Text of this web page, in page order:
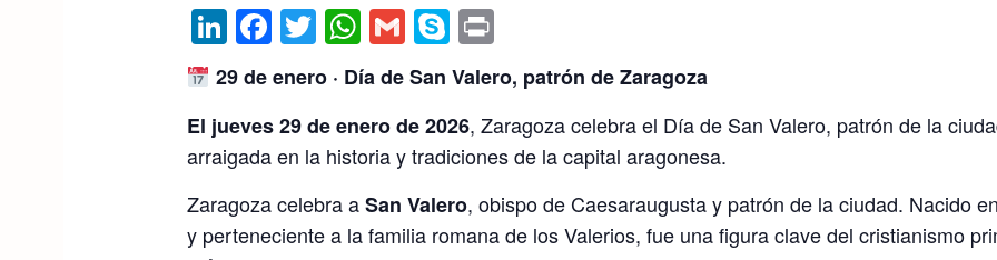
Li
n
k
e
dI
n
F
a
c
e
b
o
o
T
w
itt
er
W
h
at
s
A
p
p
G
m
ai
l
S
k
y
p
e
ri
nt
29 de enero · Día de San Valero, patrón de Zaragoza
El jueves 29 de enero de 2026, Zaragoza celebra el Día de San Valero, patrón de la
arraigada en la historia y tradiciones de la capital aragonesa.
Zaragoza celebra aSan Valero, obispo de Caesaraugusta y patrón de la ciudad. Nacido
y perteneciente a la familia romana de los Valerios, fue una figura clave del cristianismo